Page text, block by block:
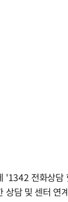
전화상
담 및 센터 연